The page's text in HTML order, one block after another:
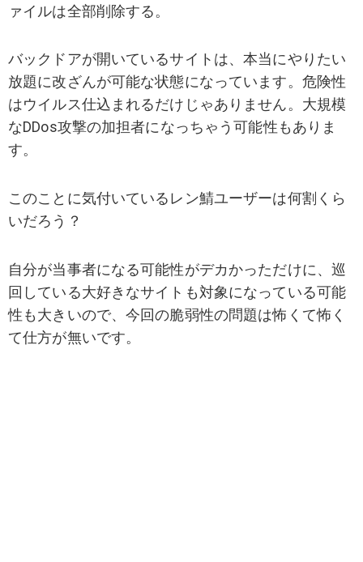
ァイルは全部削除する。
バックドアが開いているサイトは、本当にやりたい
放題に改ざんが可能な状態になっています。危険性
はウイルス仕込まれるだけじゃありません。大規模
なDDos攻撃の加担者になっちゃう可能性もありま
す。
このことに気付いているレン鯖ユーザーは何割くら
いだろう？
自分が当事者になる可能性がデカかっただけに、巡
回している大好きなサイトも対象になっている可能
性も大きいので、今回の脆弱性の問題は怖くて怖く
て仕方が無いです。